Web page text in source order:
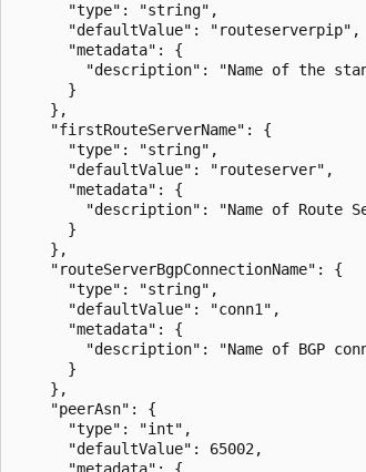
      "type": "string",
      "defaultValue": "routeserverpip",
      "metadata": {
"description": "Name of the
      }
    },
    "firstRouteServerName": {
      "type": "string",
      "defaultValue": "routeserver",
      "metadata": {
"description": "Name of Route
      }
    },
    "routeServerBgpConnectionName": {
      "type": "string",
      "defaultValue": "conn1",
      "metadata": {
"description": "Name of BGP
      }
    },
    "peerAsn": {
      "type": "int",
      "defaultValue": 65002,
      "metadata": {